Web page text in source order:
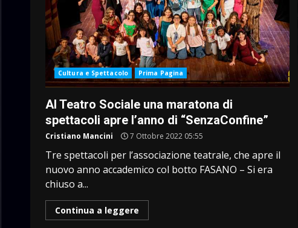
Cultura e Spettacolo Prima Pagina
Al Teatro Sociale una maratona di
spettacoli apre l’anno di “SenzaConfine”
Cristiano Mancini 7 Ottobre 2022 05:55
Tre spettacoli per l’associazione teatrale, che apre il
nuovo anno accademico col botto FASANO – Si era
chiuso a...
Continua a leggere